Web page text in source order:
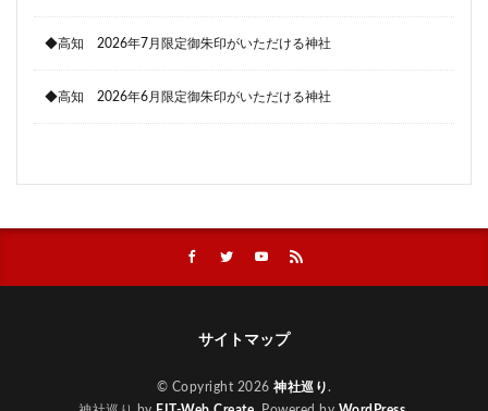
◆高知 2026年7月限定御朱印がいただける神社
◆高知 2026年6月限定御朱印がいただける神社
サイトマップ
© Copyright 2026 神社巡り.